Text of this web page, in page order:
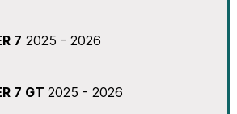
7 2025 - 2026
7 GT 2025 - 2026